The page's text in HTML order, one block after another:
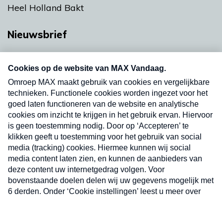
Heel Holland Bakt
Nieuwsbrief
nieuwsbrief. Elke vrijdag- en dinsdagochtend in
uw mailbox.
Verzend